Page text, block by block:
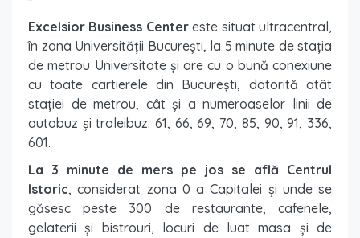
Excelsior Business Centereste situat ultracentral,
în zona Universității București, la 5 minute de stația
de metrou Universitate și are cu o bună conexiune
cu toate cartierele din București, datorită atât
stației de metrou, cât și a numeroaselor linii de
autobuz și troleibuz: 61, 66, 69, 70, 85, 90, 91, 336,
601.
La 3 minute de mers pe jos se află Centrul
Istoric, considerat zona 0 a Capitalei și unde se
găsesc peste 300 de restaurante, cafenele,
gelaterii și bistrouri, locuri de luat masa și de